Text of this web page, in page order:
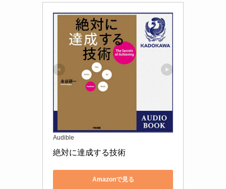
Audible
絶対に達成する技術
Amazonで見る